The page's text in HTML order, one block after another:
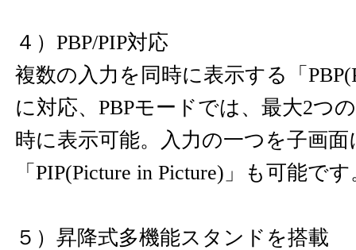
４）PBP/PIP対応
複数の入力を同時に表示する「
に対応、PBPモードでは、最大2つ
時に表示可能。入力の一つを子画
「PIP(Picture in Picture)」も可能で
５）昇降式多機能スタンドを搭載